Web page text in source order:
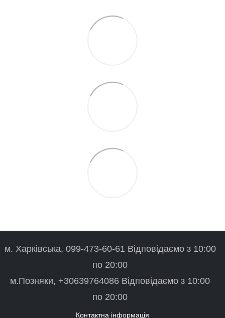
м. Харківська, 099-473-60-61 Відповідаємо з 10:00
по 20:00
м.Позняки, +30639764086 Відповідаємо з 10:00
по 20:00
Контактна інформація